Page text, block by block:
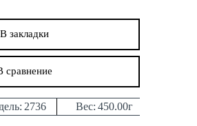
2736 Вес: 450.00г
В закладки
сравнение